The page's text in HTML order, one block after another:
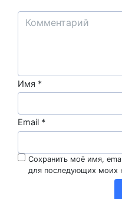
Имя *
Email *
Сохранить моё имя,
для последующих моих